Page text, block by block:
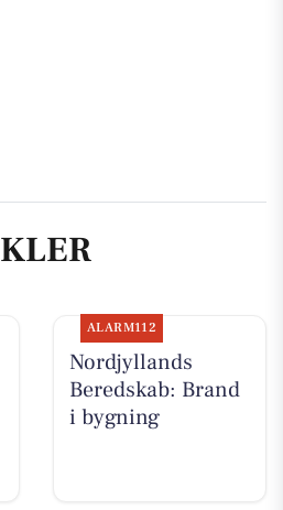
ALARM112
Nordjyllands
Beredskab: Brand
i bygning